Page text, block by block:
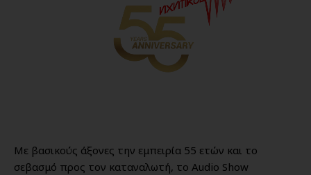
Με βασικούς άξονες την εμπειρία 55 ετών και το
σεβασμό προς τον καταναλωτή, το Audio Show